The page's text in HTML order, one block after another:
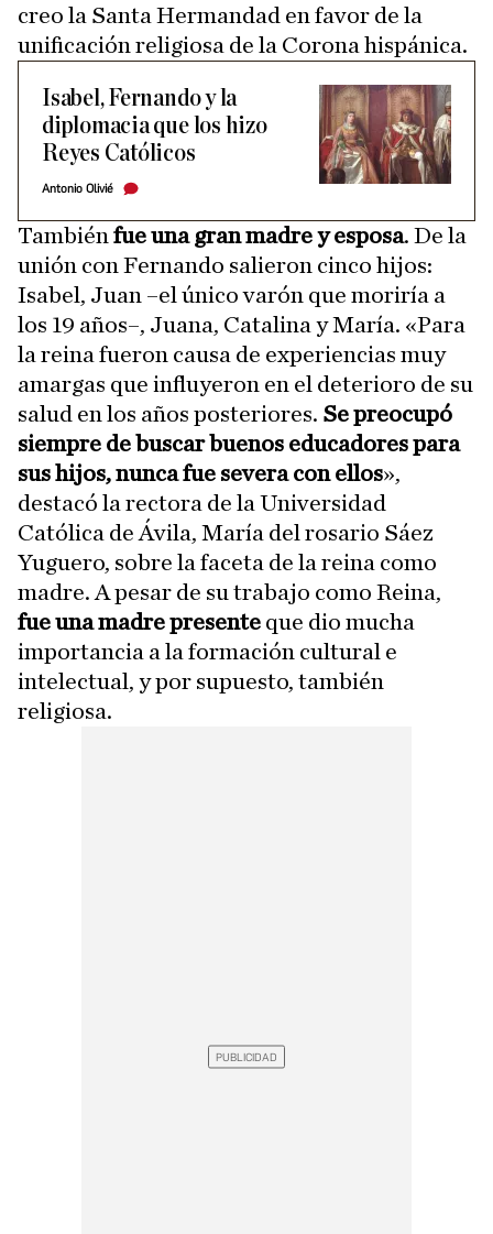
creo la Santa Hermandad en favor de la
unificación religiosa de la Corona hispánica.
Isabel, Fernando y la
diplomacia que los hizo
Reyes Católicos
Antonio Olivié
También fue una gran madre y esposa. De la
unión con Fernando salieron cinco hijos:
Isabel, Juan –el único varón que moriría a
los 19 años–, Juana, Catalina y María. «Para
la reina fueron causa de experiencias muy
amargas que influyeron en el deterioro de su
salud en los años posteriores. Se preocupó
siempre de buscar buenos educadores para
sus hijos, nunca fue severa con ellos»,
destacó la rectora de la Universidad
Católica de Ávila, María del rosario Sáez
Yuguero, sobre la faceta de la reina como
madre. A pesar de su trabajo como Reina,
fue una madre presente que dio mucha
importancia a la formación cultural e
intelectual, y por supuesto, también
religiosa.